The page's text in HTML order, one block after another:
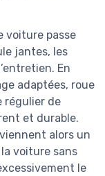
voiture passe
jantes, les
En
adaptées, roue
régulier de
et durable.
alors un
voiture sans
le